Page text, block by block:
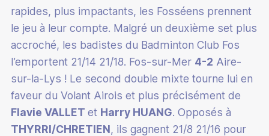
rapides, plus impactants, les Fosséens prennent
le jeu à leur compte. Malgré un deuxième set plus
accroché, les badistes du Badminton Club Fos
l’emportent 21/14 21/18. Fos-sur-Mer 4-2 Aire-
sur-la-Lys ! Le second double mixte tourne lui en
faveur du Volant Airois et plus précisément de
Flavie VALLET et Harry HUANG. Opposés à
THYRRI/CHRETIEN, ils gagnent 21/8 21/16 pour